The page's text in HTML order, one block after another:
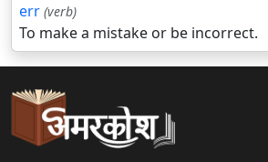
err (verb)
To make a mistake or be incorrect.